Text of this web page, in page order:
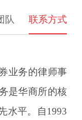
队 联系方式
业务的律师事
是华商所的核
水平。自1993